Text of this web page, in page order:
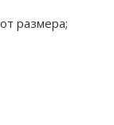
размера;